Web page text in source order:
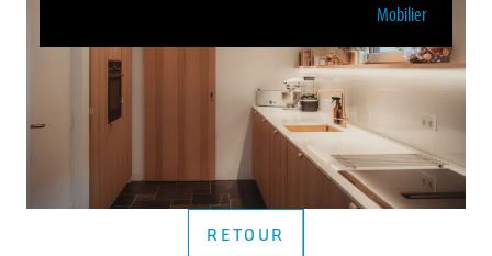
Voir plus
Mobilier
RETOUR